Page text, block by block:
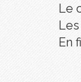
Le
En